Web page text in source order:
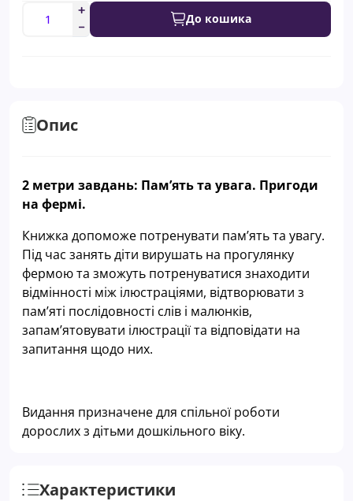
До кошика
Опис
2 метри завдань: Пам’ять та увага. Пригоди
на фермі.
Книжка допоможе потренувати пам’ять та увагу.
Під час занять діти вирушать на прогулянку
фермою та зможуть потренуватися знаходити
відмінності між ілюстраціями, відтворювати з
пам’яті послідовності слів і малюнків,
запам’ятовувати ілюстрації та відповідати на
запитання щодо них.
Видання призначене для спільної роботи
дорослих з дітьми дошкільного віку.
Характеристики